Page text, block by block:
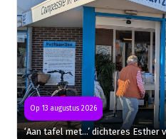
Op 13 augustus 2026
‘Aan tafel met…’ dichteres Esther